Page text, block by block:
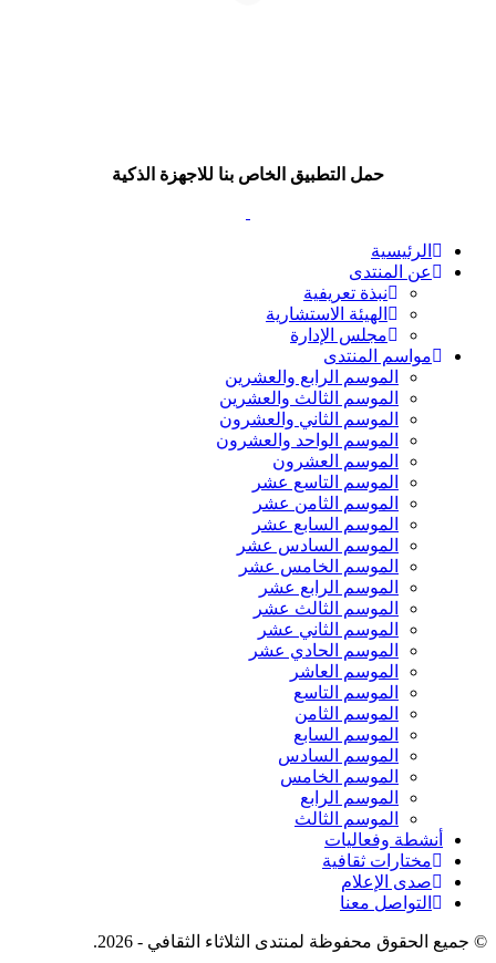
حمل التطبيق الخاص بنا للاجهزة الذكية
الرئيسية
عن المنتدى
نبذة تعريفية
الهيئة الاستشارية
مجلس الإدارة
مواسم المنتدى
الموسم الرابع والعشرين
الموسم الثالث والعشرين
الموسم الثاني والعشرون
الموسم الواحد والعشرون
الموسم العشرون
الموسم التاسع عشر
الموسم الثامن عشر
الموسم السابع عشر
الموسم السادس عشر
الموسم الخامس عشر
الموسم الرابع عشر
الموسم الثالث عشر
الموسم الثاني عشر
الموسم الحادي عشر
الموسم العاشر
الموسم التاسع
الموسم الثامن
الموسم السابع
الموسم السادس
الموسم الخامس
الموسم الرابع
الموسم الثالث
أنشطة وفعاليات
مختارات ثقافية
صدى الإعلام
التواصل معنا
© جميع الحقوق محفوظة لمنتدى الثلاثاء الثقافي - 2026.